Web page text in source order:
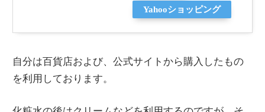
Yahooショッピング
自分は百貨店および、公式サイトから購入したもの
を利用しております。